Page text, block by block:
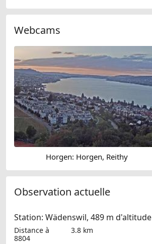
Webcams
Horgen: Horgen, Reithy
Observation actuelle
Station: Wädenswil, 489 m d'altitude
Distance à
8804
3.8 km